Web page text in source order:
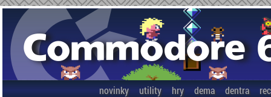
novinky utility hry dema dentra